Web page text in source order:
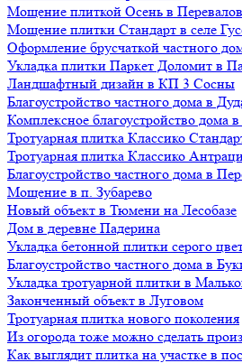
Мощение плиткой Осень в
Мощение плитки Стандарт в селе
Оформление брусчаткой частного
Укладка плитки Паркет Доломит в
Ландшафтный дизайн в КП 3 Сосны
Благоустройство частного дома в
Комплексное благоустройство дома
Тротуарная плитка Классико
Тротуарная плитка Классико
Благоустройство частного дома в
Мощение в п. Зубарево
Новый объект в Тюмени на Лесобазе
Дом в деревне Падерина
Укладка бетонной плитки серого
Благоустройство частного дома в
Укладка тротуарной плитки в
Законченный объект в Луговом
Тротуарная плитка нового поколения
Из огорода тоже можно сделать
Как выглядит плитка на участке в